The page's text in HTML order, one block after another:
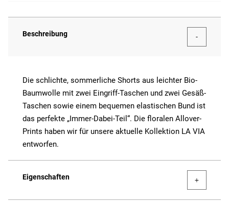
Beschreibung
Die schlichte, sommerliche Shorts aus leichter Bio-
Baumwolle mit zwei Eingriff-Taschen und zwei Gesäß-
Taschen sowie einem bequemen elastischen Bund ist
das perfekte „Immer-Dabei-Teil“. Die floralen Allover-
Prints haben wir für unsere aktuelle Kollektion LA VIA
entworfen.
Eigenschaften